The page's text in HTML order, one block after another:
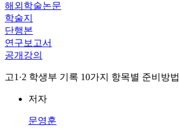
해외학술논문
학술지
단행본
연구보고서
공개강의
고1·2 학생부 기록 10가지 항목별 준비방법
저자
문영훈